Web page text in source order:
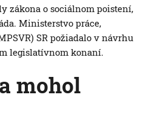
zákona o sociálnom poistení,
Ministerstvo práce,
SR požiadalo v návrhu
legislatívnom konaní.
mohol